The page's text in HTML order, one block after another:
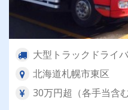
大型トラックドライ
北海道札幌市東区
30万円超（各手当含む